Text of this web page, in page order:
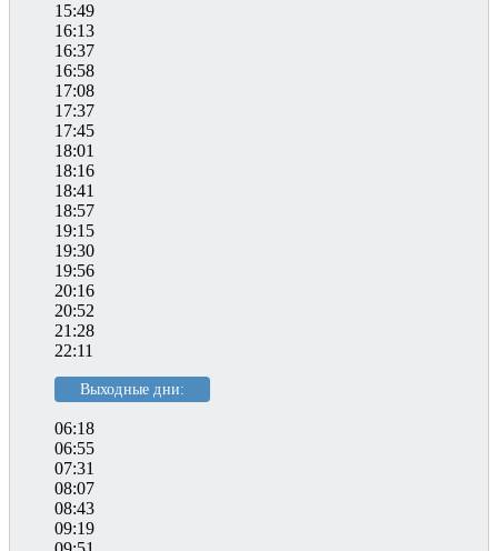
15:49
16:13
16:37
16:58
17:08
17:37
17:45
18:01
18:16
18:41
18:57
19:15
19:30
19:56
20:16
20:52
21:28
22:11
Выходные дни:
06:18
06:55
07:31
08:07
08:43
09:19